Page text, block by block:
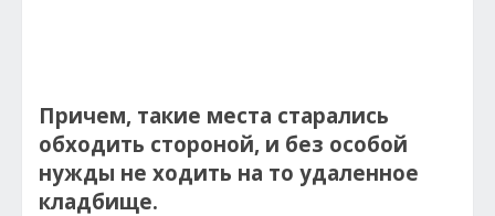
Причем, такие места старались
обходить стороной, и без особой
нужды не ходить на то удаленное
кладбище.